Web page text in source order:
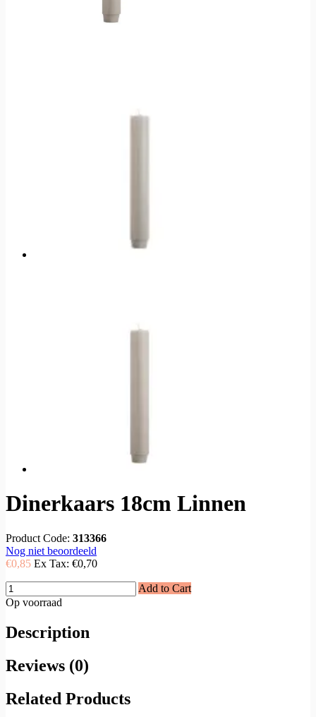
Dinerkaars 18cm Linnen
Product Code: 313366
Nog niet beoordeeld
€0,85 Ex Tax: €0,70
Add to Cart
Op voorraad
Description
Reviews (0)
Related Products